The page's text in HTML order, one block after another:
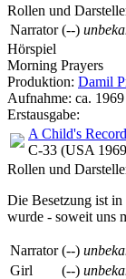
Rollen und
Narrator (--)
Hörspiel
Morning Prayers
Produktion: Damil
Aufnahme: ca. 1969
Erstausgabe:
A Child's
C-33 (USA
Rollen und
Die Besetzung ist in
wurde - soweit uns
Narrator (--)
Girl
(--)